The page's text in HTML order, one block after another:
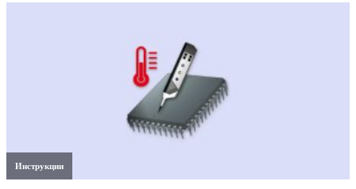
Инструкции